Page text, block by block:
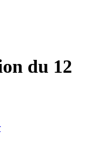
du 12